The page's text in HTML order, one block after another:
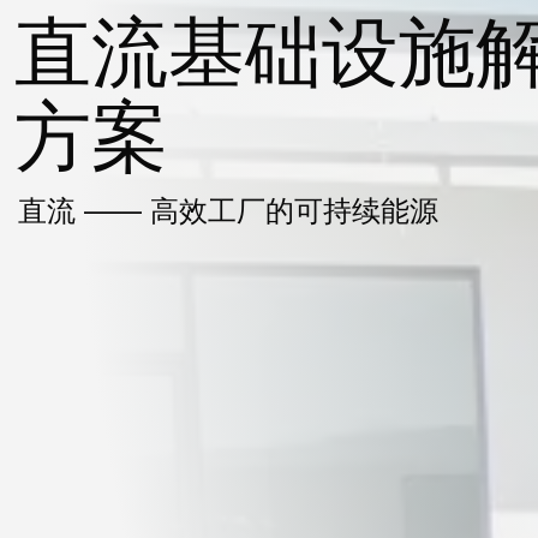
直流基础设施
方案
直流 —— 高效工厂的可持续能源